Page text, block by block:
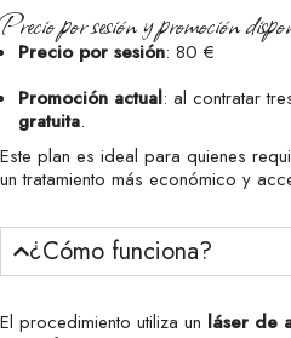
Precio por sesión y promoción
Precio por sesión: 80 €
Promoción actual: al contratar
gratuita.
Este plan es ideal para quienes
un tratamiento más económico y
¿Cómo funciona?
El procedimiento utiliza un láser de